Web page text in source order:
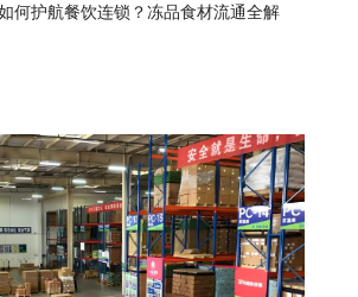
何护航餐饮连锁？冻品食材流通全解